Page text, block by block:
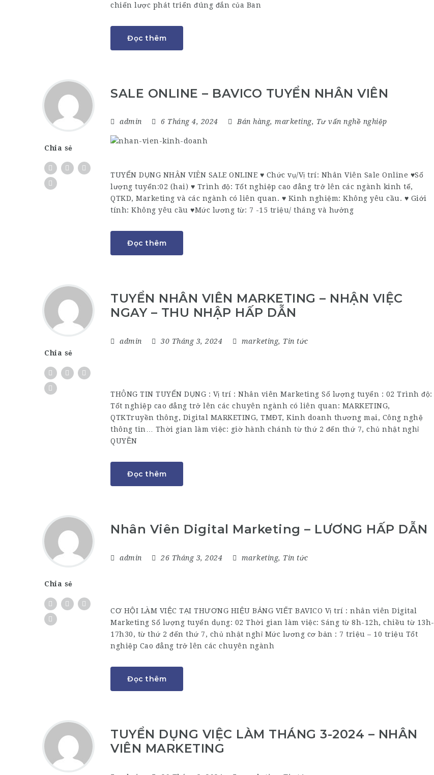
chiến lược phát triển đúng đắn của Ban
Đọc thêm
Chia sẻ
SALE ONLINE – BAVICO TUYỂN NHÂN VIÊN
admin 6 Tháng 4, 2024 Bán hàng, marketing, Tư vấn nghề nghiệp
TUYỂN DỤNG NHÂN VIÊN SALE ONLINE ♥ Chức vụ/Vị trí: Nhân Viên Sale Online ♥Số
lượng tuyển:02 (hai) ♥ Trình độ: Tốt nghiệp cao đẳng trở lên các ngành kinh tế,
QTKD, Marketing và các ngành có liên quan. ♥ Kinh nghiệm: Không yêu cầu. ♥ Giới
tính: Không yêu cầu ♥Mức lương từ: 7 -15 triệu/ tháng và hưởng
Đọc thêm
Chia sẻ
TUYỂN NHÂN VIÊN MARKETING – NHẬN VIỆC
NGAY – THU NHẬP HẤP DẪN
admin 30 Tháng 3, 2024 marketing, Tin tức
THÔNG TIN TUYỂN DỤNG : Vị trí : Nhân viên Marketing Số lượng tuyển : 02 Trình độ:
Tốt nghiệp cao đẳng trở lên các chuyên ngành có liên quan: MARKETING,
QTKTruyền thông, Digital MARKETING, TMĐT, Kinh doanh thương mại, Công nghệ
thông tin… Thời gian làm việc: giờ hành chánh từ thứ 2 đến thứ 7, chủ nhật nghỉ
QUYỀN
Đọc thêm
Chia sẻ
Nhân Viên Digital Marketing – LƯƠNG HẤP DẪN
admin 26 Tháng 3, 2024 marketing, Tin tức
CƠ HỘI LÀM VIỆC TẠI THƯƠNG HIỆU BẢNG VIẾT BAVICO Vị trí : nhân viên Digital
Marketing Số lượng tuyển dụng: 02 Thời gian làm việc: Sáng từ 8h-12h, chiều từ 13h-
17h30, từ thứ 2 đến thứ 7, chủ nhật nghỉ Mức lương cơ bản : 7 triệu – 10 triệu Tốt
nghiệp Cao đẳng trở lên các chuyên ngành
Đọc thêm
TUYỂN DỤNG VIỆC LÀM THÁNG 3-2024 – NHÂN
VIÊN MARKETING